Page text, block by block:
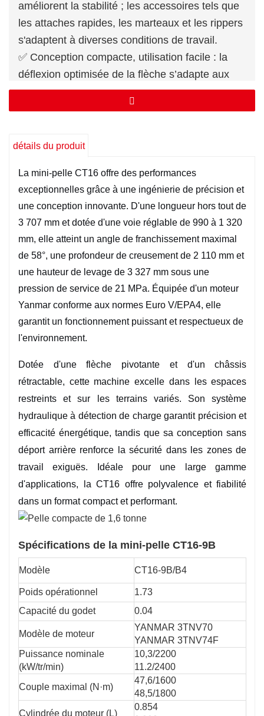
améliorent la stabilité ; les accessoires tels que
les attaches rapides, les marteaux et les rippers
s'adaptent à diverses conditions de travail.
✅ Conception compacte, utilisation facile : la
déflexion optimisée de la flèche s’adapte aux
espaces étroits, assurant un fonctionnement
fluide dans des environnements complexes.
matière de performances : la collaboration du
puissance de creusement de 10 %, améliorant
ainsi l’efficacité de la construction.
Pour plus d'informations sur la mini-pelle
CT06, veuillez Contactez-nous.
détails du produit
La mini-pelle CT16 offre des performances
exceptionnelles grâce à une ingénierie de précision et
une conception innovante. D'une longueur hors tout de
3 707 mm et dotée d'une voie réglable de 990 à 1 320
mm, elle atteint un angle de franchissement maximal
de 58°, une profondeur de creusement de 2 110 mm et
une hauteur de levage de 3 327 mm sous une
pression de service de 21 MPa. Équipée d'un moteur
Yanmar conforme aux normes Euro V/EPA4, elle
garantit un fonctionnement puissant et respectueux de
l'environnement.
Dotée d'une flèche pivotante et d'un châssis
rétractable, cette machine excelle dans les espaces
restreints et sur les terrains variés. Son système
hydraulique à détection de charge garantit précision et
efficacité énergétique, tandis que sa conception sans
déport arrière renforce la sécurité dans les zones de
travail exiguës. Idéale pour une large gamme
d'applications, la CT16 offre polyvalence et fiabilité
dans un format compact et performant.
Spécifications de la mini-pelle CT16-9B
Modèle CT16-9B/B4
Poids opérationnel
1.73
Capacité du godet
0.04
Modèle de moteur
YANMAR 3TNV70
YANMAR 3TNV74F
Puissance nominale
(kW/tr/min)
10,3/2200
11.2/2400
Couple maximal (N·m)
47,6/1600
48,5/1800
Cylindrée du moteur (L)
0.854